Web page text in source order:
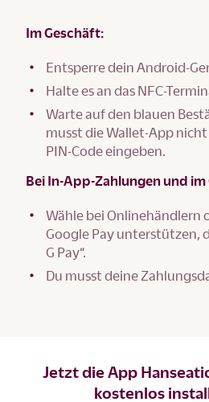
Im Geschäft:
Entsperre dein Android-
Halte es an das NFC-
Warte auf den blauen
musst die Wallet-App
PIN-Code eingeben.
Bei In-App-Zahlungen und
Wähle bei Onlinehändlern
Google Pay unterstützen,
G Pay“.
Du musst deine
Jetzt die App
kostenlos